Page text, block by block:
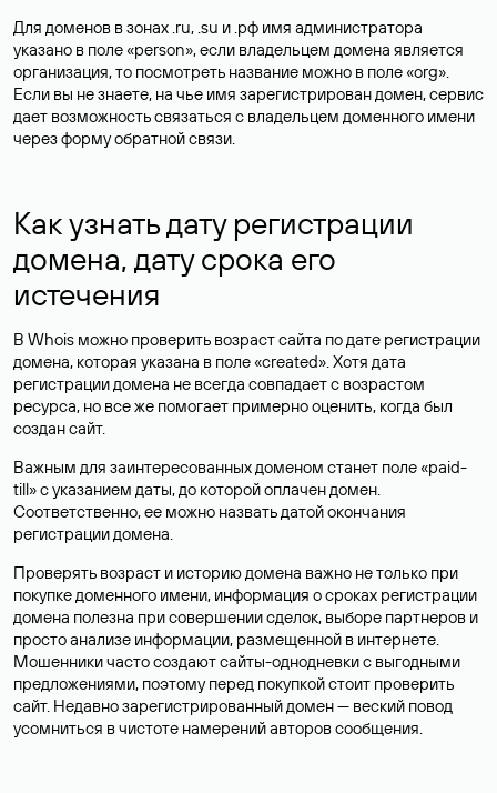
Для доменов в зонах .ru, .su и .рф имя администратора
указано в поле «person», если владельцем домена является
организация, то посмотреть название можно в поле «org».
Если вы не знаете, на чье имя зарегистрирован домен, сервис
дает возможность связаться с владельцем доменного имени
через форму обратной связи.
Как узнать дату регистрации
домена, дату срока его
истечения
В Whois можно проверить возраст сайта по дате регистрации
домена, которая указана в поле «created». Хотя дата
регистрации домена не всегда совпадает с возрастом
ресурса, но все же помогает примерно оценить, когда был
создан сайт.
Важным для заинтересованных доменом станет поле «paid-
till» с указанием даты, до которой оплачен домен.
Соответственно, ее можно назвать датой окончания
регистрации домена.
Проверять возраст и историю домена важно не только при
покупке доменного имени, информация о сроках регистрации
домена полезна при совершении сделок, выборе партнеров и
просто анализе информации, размещенной в интернете.
Мошенники часто создают сайты-однодневки с выгодными
предложениями, поэтому перед покупкой стоит проверить
сайт. Недавно зарегистрированный домен — веский повод
усомниться в чистоте намерений авторов сообщения.